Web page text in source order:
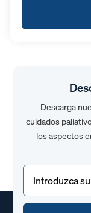
Descarga
cuidados
los aspectos
Correo
electrónico